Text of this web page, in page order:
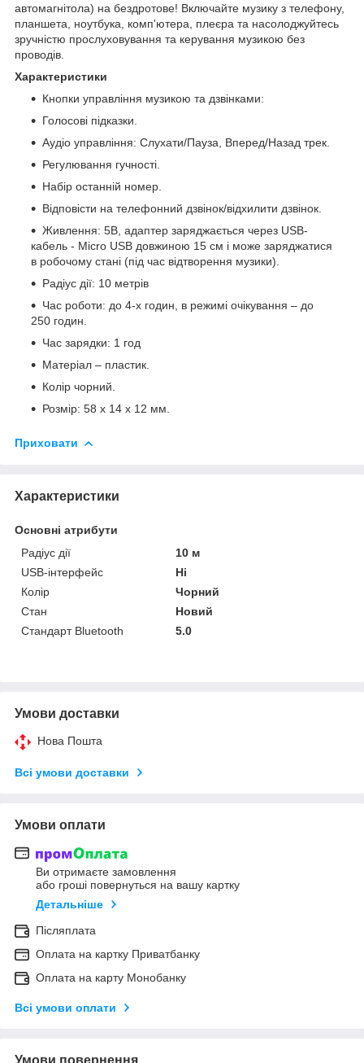
автомагнітола) на бездротове! Включайте музику з телефону,
планшета, ноутбука, комп'ютера, плеєра та насолоджуйтесь
зручністю прослуховування та керування музикою без
проводів.
Характеристики
Кнопки управління музикою та дзвінками:
Голосові підказки.
Аудіо управління: Слухати/Пауза, Вперед/Назад трек.
Регулювання гучності.
Набір останній номер.
Відповісти на телефонний дзвінок/відхилити дзвінок.
Живлення: 5В, адаптер заряджається через USB-
кабель - Micro USB довжиною 15 см і може заряджатися
в робочому стані (під час відтворення музики).
Радіус дії: 10 метрів
Час роботи: до 4-х годин, в режимі очікування – до
250 годин.
Час зарядки: 1 год
Матеріал – пластик.
Колір чорний.
Розмір: 58 х 14 х 12 мм.
Приховати
Характеристики
Основні атрибути
Радіус дії
10 м
USB-інтерфейс
Ні
Колір
Чорний
Стан
Новий
Стандарт Bluetooth
5.0
Умови доставки
Нова Пошта
Всі умови доставки
Умови оплати
Ви отримаєте замовлення
або гроші повернуться на вашу картку
Детальніше
Післяплата
Оплата на картку Приватбанку
Оплата на карту Монобанку
Всі умови оплати